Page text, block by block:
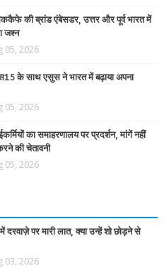
मैककैफे की ब्रांड एंबेसडर, उत्तर और पूर्व भारत में
जश्न
05, 2026
के साथ एसुस ने भारत में बढ़ाया अपना
05, 2026
का समाहरणालय पर प्रदर्शन, मांगें नहीं
की चेतावनी
05, 2026
पर मारी लात, क्या उन्हें शो छोड़ने से
03, 2026